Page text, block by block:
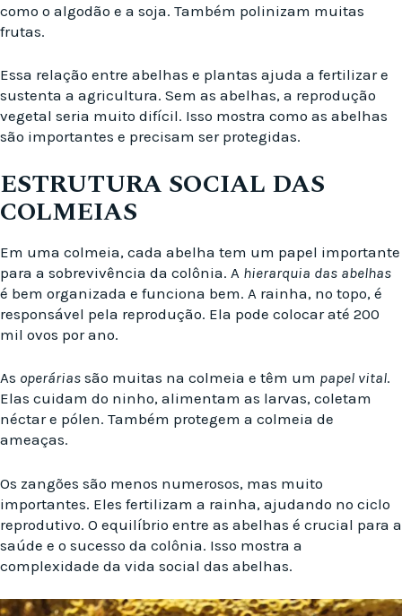
como o algodão e a soja. Também polinizam muitas
frutas.
Essa relação entre abelhas e plantas ajuda a fertilizar e
sustenta a agricultura. Sem as abelhas, a reprodução
vegetal seria muito difícil. Isso mostra como as abelhas
são importantes e precisam ser protegidas.
ESTRUTURA SOCIAL DAS
COLMEIAS
Em uma colmeia, cada abelha tem um papel importante
para a sobrevivência da colônia. A hierarquia das abelhas
é bem organizada e funciona bem. A rainha, no topo, é
responsável pela reprodução. Ela pode colocar até 200
mil ovos por ano.
As operárias são muitas na colmeia e têm um papel vital.
Elas cuidam do ninho, alimentam as larvas, coletam
néctar e pólen. Também protegem a colmeia de
ameaças.
Os zangões são menos numerosos, mas muito
importantes. Eles fertilizam a rainha, ajudando no ciclo
reprodutivo. O equilíbrio entre as abelhas é crucial para a
saúde e o sucesso da colônia. Isso mostra a
complexidade da vida social das abelhas.